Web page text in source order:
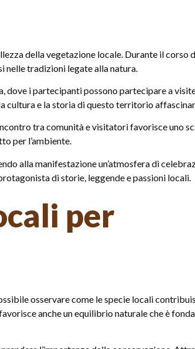
della vegetazione locale. Durante il corso
tradizioni legate alla natura.
dove i partecipanti possono partecipare a
cultura e la storia di questo territorio
tra comunità e visitatori favorisce uno
per l’ambiente.
alla manifestazione un’atmosfera di
di storie, leggende e passioni locali.
per
osservare come le specie locali
anche un equilibrio naturale che è